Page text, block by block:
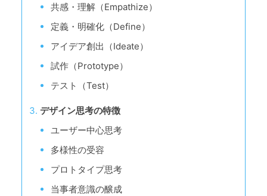
共感・理解（Empathize）
定義・明確化（Define）
アイデア創出（Ideate）
試作（Prototype）
テスト（Test）
デザイン思考の特徴
ユーザー中心思考
多様性の受容
プロトタイプ思考
当事者意識の醸成